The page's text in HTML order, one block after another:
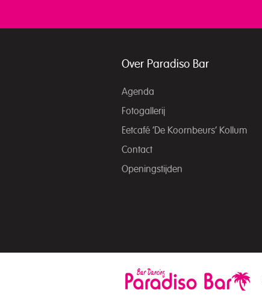
Over Paradiso Bar
Agenda
Fotogallerij
Eetcafé ‘De Koornbeurs’ Kollum
Contact
Openingstijden